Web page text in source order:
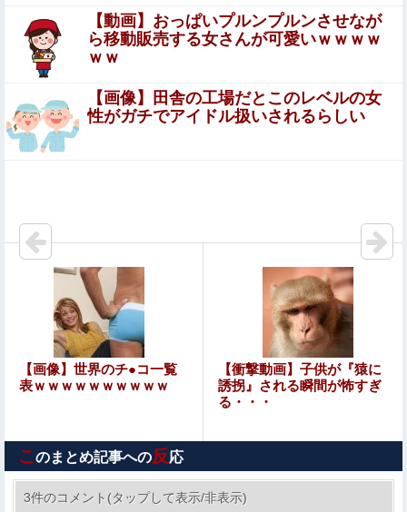
て男が勃起する前に射精させるｗｗｗ
こども園から孫が怪我した迎えにと連絡あり。石をどかし
てミミズ集め足の上に石を落としたそうな
スープカレー流行期にジャガイモ煮崩れでドロドロの
「大惨事カレー」を錬成してしまった私、怒る母「こ
んなのスープカレーじゃない！」→私「作り直す？」
立ちんぼを買うもキモすぎてヤらせてもらえなかった男、
トレス半端ないので決別宣言した。嫁「頑張るから半年猶
予をちょうだい」←頑張るポイントが的外れすぎて絶賛空
回り中
【画像】とちぎテレビさん、野球部JKチアたちのミニス
カ生脚をモロ映し
北川莉央アナ、お●ぱいデッカ！横乳の膨らみエッロ過ぎ
タマランち
【動画】甲子園の女性審判、大誤審で炎上
【画像あり】スケ〇過ぎるタイツ、発売ｗｗｗｗｗｗｗｗ
ｗｗｗｗｗ
【動画】おっぱいプルンプルンさせなが
ら移動販売する女さんが可愛いｗｗｗｗ
ｗｗ
【画像】田舎の工場だとこのレベルの女
性がガチでアイドル扱いされるらしい
【画像】世界のチ●コ一覧
表ｗｗｗｗｗｗｗｗｗｗ
【衝撃動画】子供が『猿に
誘拐』される瞬間が怖すぎ
る・・・
このまとめ記事への反応
3件のコメント(タップして表示/非表示)